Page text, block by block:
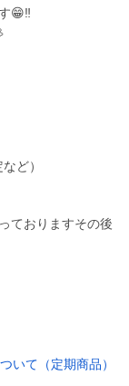
😁‼️
ど）
ておりますその後
いて（定期商品）